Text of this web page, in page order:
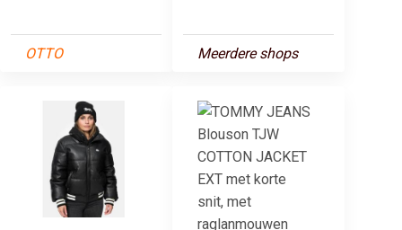
OTTO Meerdere shops